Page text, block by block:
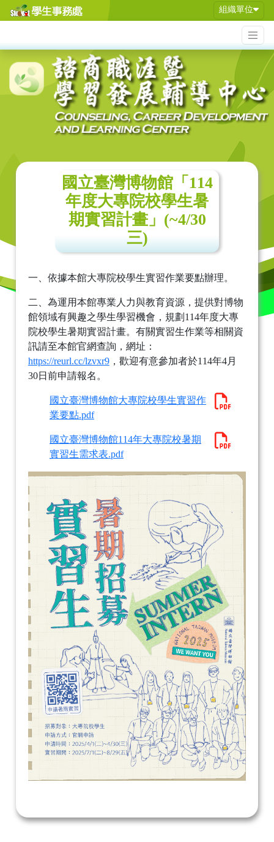
組織單位
國立臺灣博物館「114
年度大專院校學生暑
期實習計畫」(~4/30
三)
一、依據本館大專院校學生實習作業要點辦理。
二、為運用本館專業人力與教育資源，提供對博物
館領域有興趣之學生學習機會，規劃114年度大專
院校學生暑期實習計畫。有關實習生作業等相關資
訊請至本館官網查詢，網址：
https://reurl.cc/lzvxr9，歡迎有意參加者於114年4月
30日前申請報名。
國立臺灣博物館大專院校學生實習作
業要點.pdf
國立臺灣博物館114年大專院校暑期
實習生需求表.pdf